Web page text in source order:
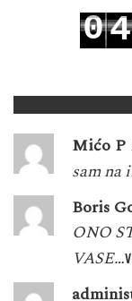
04
Mićo P
sam na
Boris
ONO
VASE…